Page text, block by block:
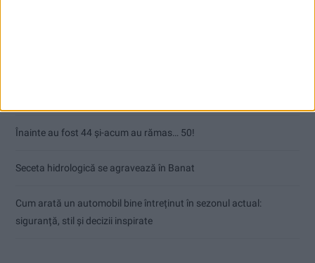
Înainte au fost 44 și-acum au rămas… 50!
Seceta hidrologică se agravează în Banat
Cum arată un automobil bine întreținut în sezonul actual:
siguranță, stil și decizii inspirate